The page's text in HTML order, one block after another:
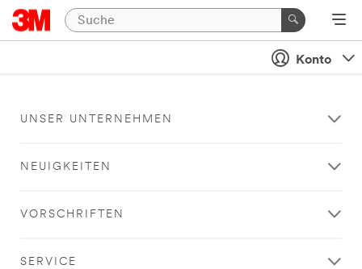
Konto
UNSER UNTERNEHMEN
NEUIGKEITEN
VORSCHRIFTEN
SERVICE